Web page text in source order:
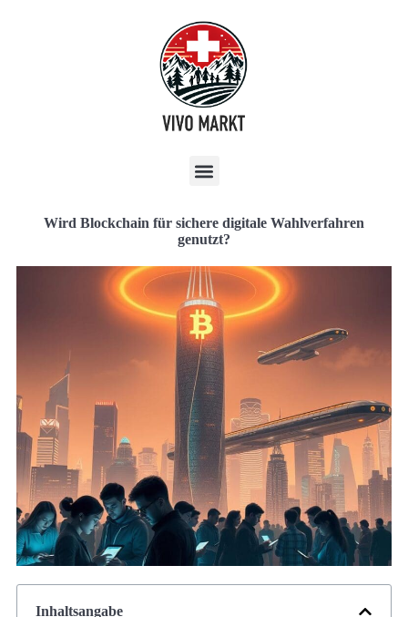
Wird Blockchain für sichere digitale Wahlverfahren
genutzt?
Inhaltsangabe